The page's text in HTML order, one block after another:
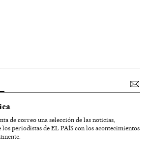
de correo una selección de las noticias,
los periodistas de EL PAÍS con los acontecimientos